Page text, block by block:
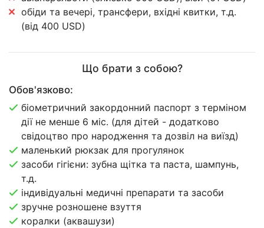
обіди та вечері, трансфери, вхідні квитки, т.д.
(від 400 USD)
Що брати з собою?
Обов'язково:
біометричний закордонний паспорт з терміном
дії не менше 6 міс. (для дітей - додатково
свідоцтво про народження та дозвіл на виїзд)
маленький рюкзак для прогулянок
засоби гігієни: зубна щітка та паста, шампунь,
т.д.
індивідуальні медичні препарати та засоби
зручне розношене взуття
коралки (аквашузи)